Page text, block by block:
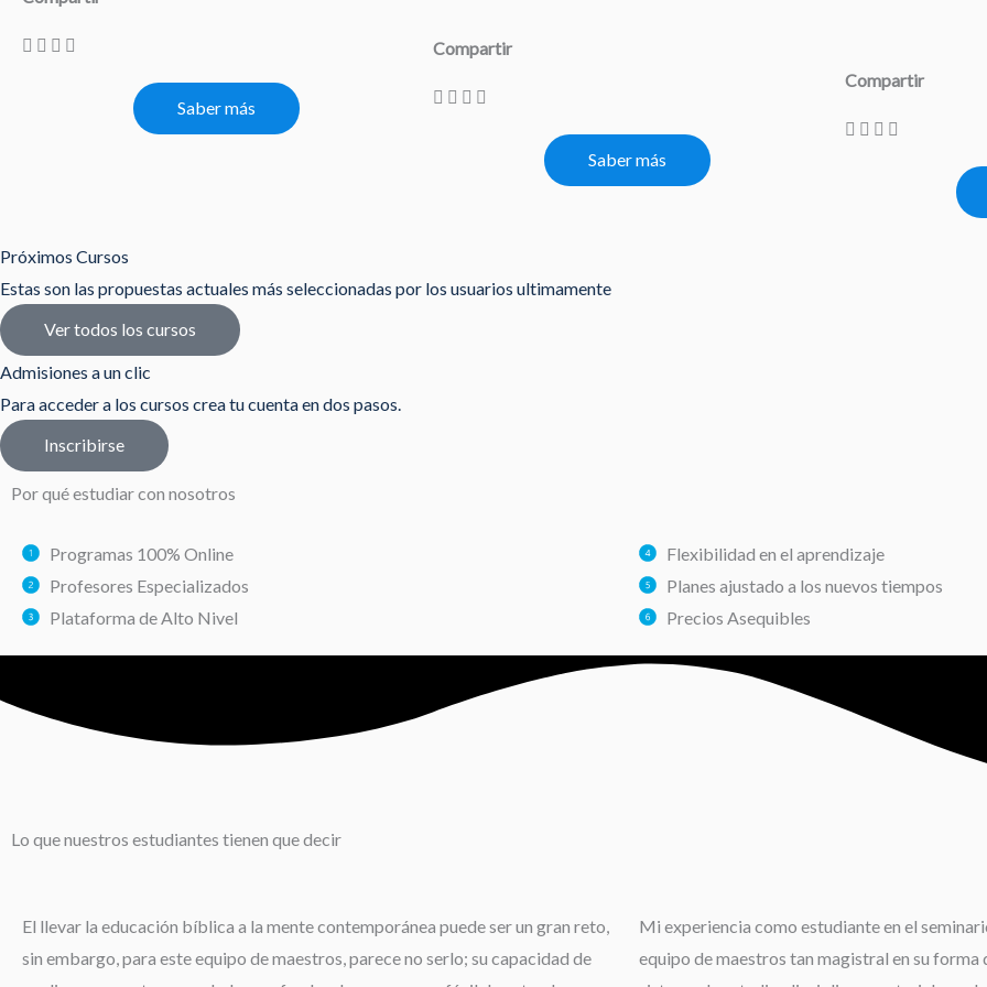
Saber más
Compartir
Saber más
Compartir
Próximos Cursos
Estas son las propuestas actuales más seleccionadas por los usuarios ultimamente
Ver todos los cursos
Admisiones a un clic
Para acceder a los cursos crea tu cuenta en dos pasos.
Inscribirse
Por qué estudiar con nosotros
Programas 100% Online
Profesores Especializados
Plataforma de Alto Nivel
Flexibilidad en el aprendizaje
Planes ajustado a los nuevos tiempos
Precios Asequibles
Lo que nuestros estudiantes tienen que decir
El llevar la educación bíblica a la mente contemporánea puede ser un gran reto,
sin embargo, para este equipo de maestros, parece no serlo; su capacidad de
Mi experiencia como estudiante en el
equipo de maestros tan magistral en su forma